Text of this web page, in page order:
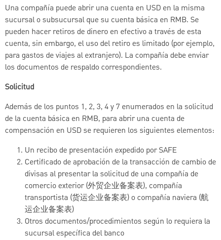
Una compañía puede abrir una cuenta en USD en la misma
sucursal o subsucursal que su cuenta básica en RMB. Se
pueden hacer retiros de dinero en efectivo a través de esta
cuenta, sin embargo, el uso del retiro es limitado (por ejemplo,
para gastos de viajes al extranjero). La compañía debe enviar
los documentos de respaldo correspondientes.
Solicitud
Además de los puntos 1, 2, 3, 4 y 7 enumerados en la solicitud
de la cuenta básica en RMB, para abrir una cuenta de
compensación en USD se requieren los siguientes elementos:
Un recibo de presentación expedido por SAFE
Certificado de aprobación de la transacción de cambio de
divisas al presentar la solicitud de una compañía de
comercio exterior (外贸企业备案表), compañía
transportista (货运企业备案表) o compañía naviera (航
运企业备案表)
Otros documentos/procedimientos según lo requiera la
sucursal específica del banco